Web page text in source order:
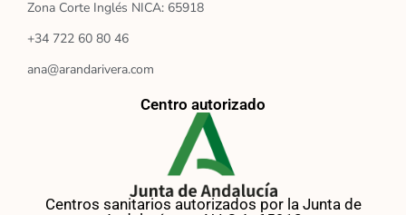
Zona Corte Inglés NICA: 65918
+34 722 60 80 46
ana@arandarivera.com
Centro autorizado
Centros sanitarios autorizados por la Junta de